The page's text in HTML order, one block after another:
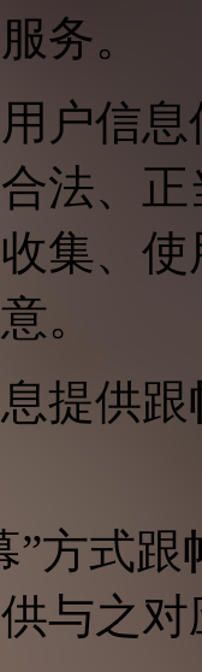
务。
用户信
法、
集、
。
息提供
”方式
与之